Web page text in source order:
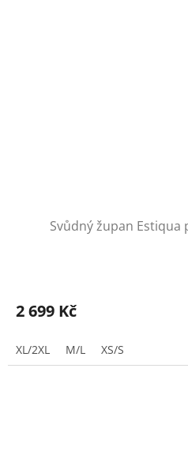
Svůdný župan Estiqua
2 699 Kč
XL/2XL M/L XS/S